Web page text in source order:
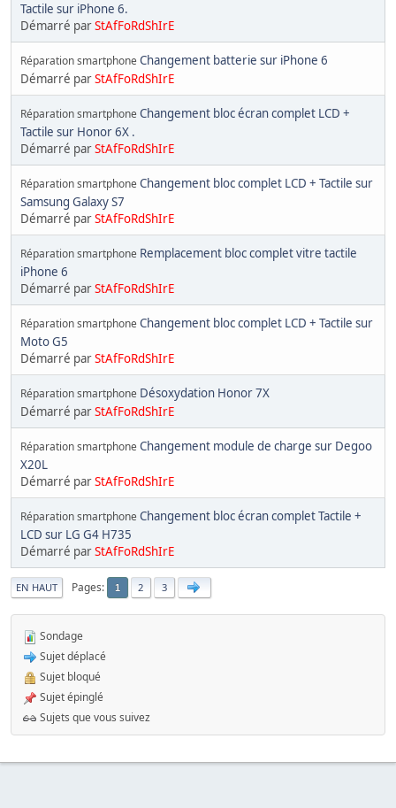
Tactile sur iPhone 6.
Démarré parStAfFoRdShIrE
Réparation smartphone Changement batterie sur iPhone 6
Démarré parStAfFoRdShIrE
Réparation smartphone Changement bloc écran complet LCD +
Tactile sur Honor 6X .
Démarré parStAfFoRdShIrE
Réparation smartphone Changement bloc complet LCD + Tactile sur
Samsung Galaxy S7
Démarré parStAfFoRdShIrE
Réparation smartphone Remplacement bloc complet vitre tactile
iPhone 6
Démarré parStAfFoRdShIrE
Réparation smartphone Changement bloc complet LCD + Tactile sur
Moto G5
Démarré parStAfFoRdShIrE
Réparation smartphone Désoxydation Honor 7X
Démarré parStAfFoRdShIrE
Réparation smartphone Changement module de charge sur Degoo
X20L
Démarré parStAfFoRdShIrE
Réparation smartphone Changement bloc écran complet Tactile +
LCD sur LG G4 H735
Démarré parStAfFoRdShIrE
EN HAUT Pages 1 2 3
Sondage
Sujet déplacé
Sujet bloqué
Sujet épinglé
Sujets que vous suivez